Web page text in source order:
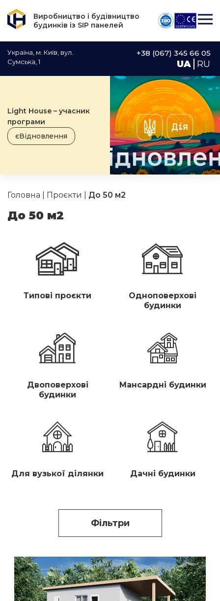
Виробництво і будівництво
будинків із SIP панелей
Україна, м. Київ, вул.
Сумська, 1
+38 (067) 345 66 05
UA RU
Light House – учасник
програми
єВідновлення
Головна Проєкти До 50 м2
До 50 м2
Типові проєкти
Одноповерхові
будинки
Двоповерхові
будинки
Мансардні будинки
Для вузької ділянки Дачні будинки
Фільтри